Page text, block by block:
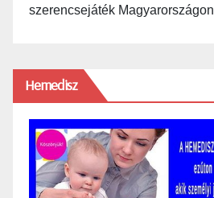
szerencsejáték Magyarországon
Hemedisz